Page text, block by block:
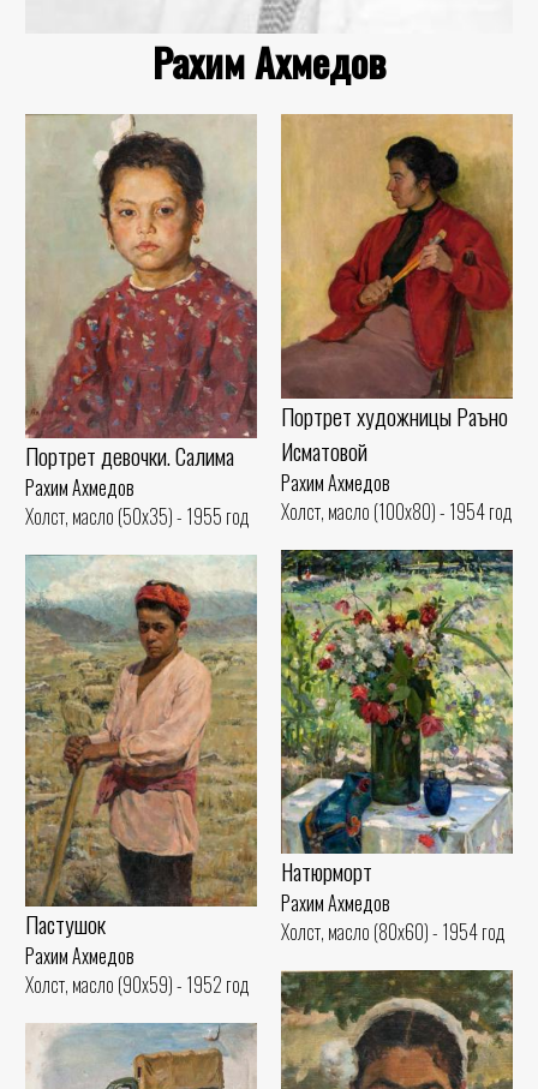
Рахим Ахмедов
Портрет девочки. Салима
Рахим Ахмедов
Холст, масло (50x35) - 1955 год
Портрет художницы Раъно
Исматовой
Рахим Ахмедов
Холст, масло (100x80) - 1954 год
Натюрморт
Рахим Ахмедов
Холст, масло (80x60) - 1954 год
Пастушок
Рахим Ахмедов
Холст, масло (90x59) - 1952 год